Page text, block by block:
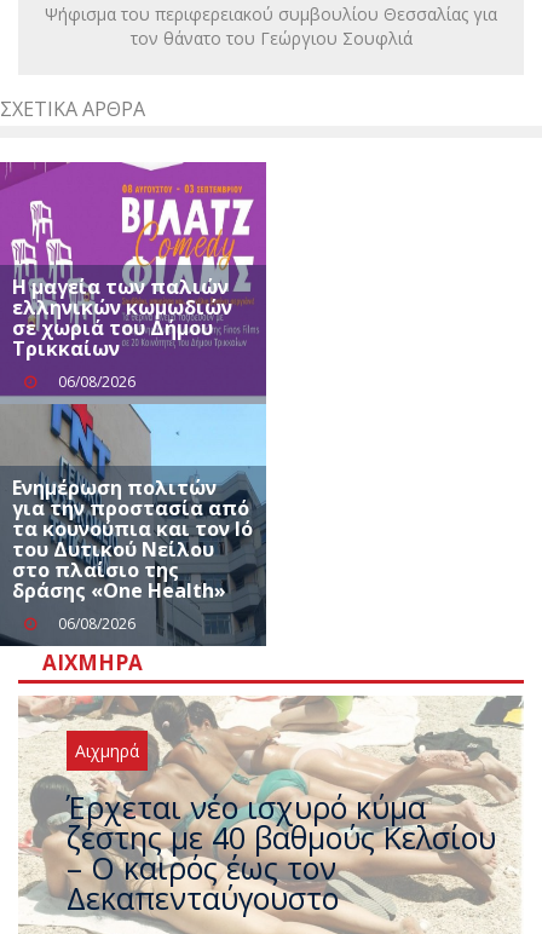
Ψήφισμα του περιφερειακού συμβουλίου Θεσσαλίας για
τον θάνατο του Γεώργιου Σουφλιά
ΣΧΕΤΙΚΆ ΆΡΘΡΑ
Η μαγεία των παλιών
ελληνικών κωμωδιών
σε χωριά του Δήμου
Τρικκαίων
06/08/2026
Ενημέρωση πολιτών
για την προστασία από
τα κουνούπια και τον Ιό
του Δυτικού Νείλου
στο πλαίσιο της
δράσης «One Health»
06/08/2026
ΑΙΧΜΗΡΆ
Αιχμηρά
Άφαντος ο Τσίπρας… την ώρα
που η χώρα καίγεται